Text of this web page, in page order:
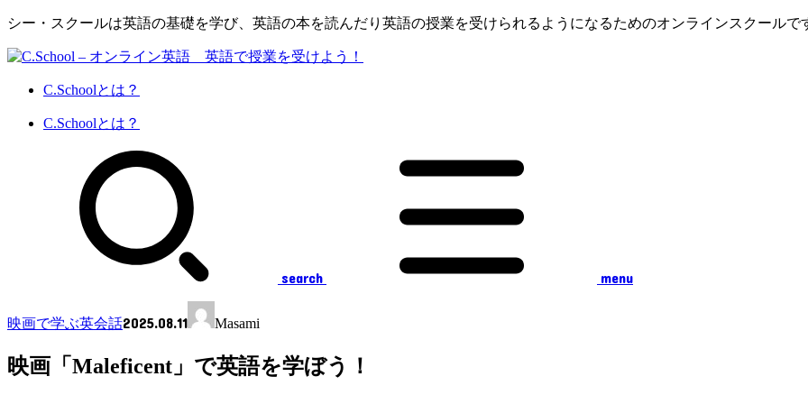
シー・スクールは英語の基礎を学び、英語の本を読んだり英語の授業を受けられるようになるためのオンラインスクールで
C.Schoolとは？
C.Schoolとは？
search menu
映画で学ぶ英会話2025.08.11 Masami
映画「Maleficent」で英語を学ぼう！